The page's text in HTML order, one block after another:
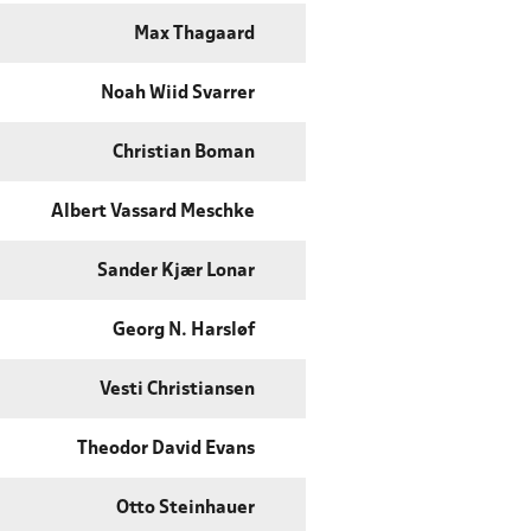
Max Thagaard
Noah Wiid Svarrer
Christian Boman
Albert Vassard Meschke
Sander Kjær Lonar
Georg N. Harsløf
Vesti Christiansen
Theodor David Evans
Otto Steinhauer